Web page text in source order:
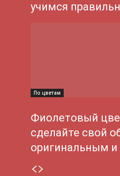
учимся
По цветам
Фиолетовый
сделайте свой
оригинальным